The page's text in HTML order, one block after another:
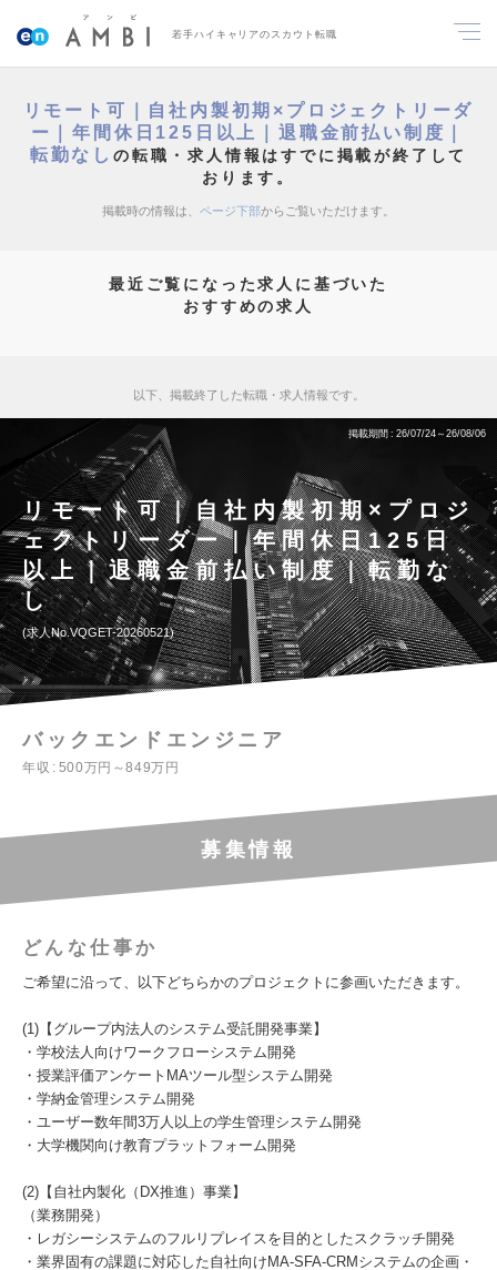
若手ハイキャリアのスカウト転職
リモート可｜自社内製初期×プロジェクトリーダ
ー｜年間休日125日以上｜退職金前払い制度｜
転勤なし の転職・求人情報はすでに掲載が終了して
おります。
掲載時の情報は、 ページ下部からご覧いただけます。
最近ご覧になった求人に基づいた
おすすめの求人
以下、掲載終了した転職・求人情報です。
掲載期間 26/07/24～26/08/06
リモート可｜自社内製初期×プロジ
ェクトリーダー｜年間休日125日
以上｜退職金前払い制度｜転勤な
し
求人No.VQGET-20260521
バックエンドエンジニア
年収 500万円～849万円
募集情報
どんな仕事か
ご希望に沿って、以下どちらかのプロジェクトに参画いただきます。
(1)【グループ内法人のシステム受託開発事業】
・学校法人向けワークフローシステム開発
・授業評価アンケートMAツール型システム開発
・学納金管理システム開発
・ユーザー数年間3万人以上の学生管理システム開発
・大学機関向け教育プラットフォーム開発
(2)【自社内製化（DX推進）事業】
（業務開発）
・レガシーシステムのフルリプレイスを目的としたスクラッチ開発
・業界固有の課題に対応した自社向けMA-SFA-CRMシステムの企画・